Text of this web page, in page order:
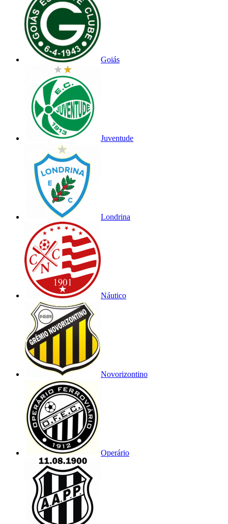
Goiás
Juventude
Londrina
Náutico
Novorizontino
Operário